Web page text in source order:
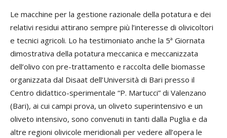
Le macchine per la gestione razionale della potatura e dei
relativi residui attirano sempre più l’interesse di olivicoltori
e tecnici agricoli. Lo ha testimoniato anche la 5ª Giornata
dimostrativa della potatura meccanica e meccanizzata
dell’olivo con pre-trattamento e raccolta delle biomasse
organizzata dal Disaat dell’Università di Bari presso il
Centro didattico-sperimentale “P. Martucci” di Valenzano
(Bari), ai cui campi prova, un oliveto superintensivo e un
oliveto intensivo, sono convenuti in tanti dalla Puglia e da
altre regioni olivicole meridionali per vedere all’opera le